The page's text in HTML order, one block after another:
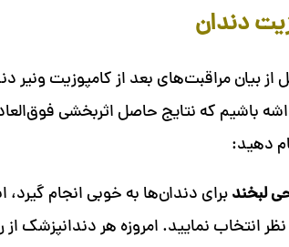
دندان
بیان مراقبت‌های بعد از کامپوزیت ونیر
باشیم که نتایج حاصل اثربخشی
دهید:
لبخندبرای دندان‌ها به خوبی انجام
نظر انتخاب نمایید. امروزه هر